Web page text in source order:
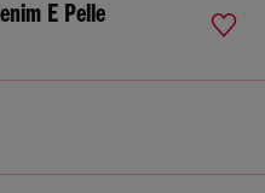
E Pelle